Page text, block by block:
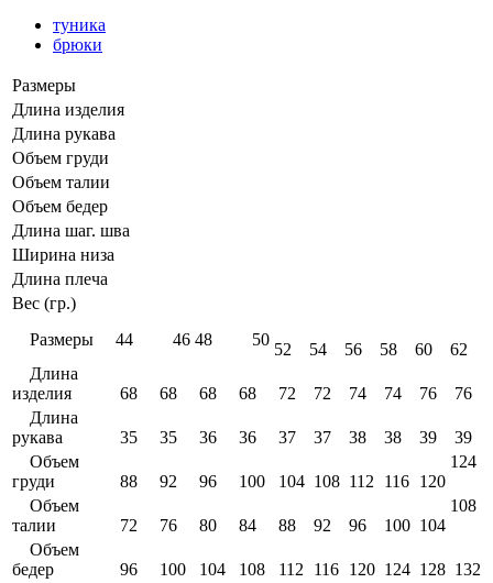
туника
брюки
Размеры
Длина изделия
Длина рукава
Объем груди
Объем талии
Объем бедер
Длина шаг. шва
Ширина низа
Длина плеча
Вес (гр.)
Размеры
44 46 48 50
52 54 56 58 60
62
Длина
изделия
68 68 68 68 72 72 74 74 76
76
Длина
рукава
35 35 36 36 37 37 38 38 39
39
Объем
груди
88 92 96 100 104 108 112 116 120
124
Объем
талии
72 76 80 84 88 92 96 100 104
108
Объем
бедер
96 100 104 108 112 116 120 124 128 132